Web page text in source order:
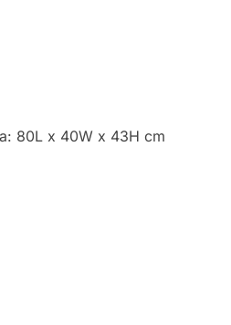
80L x 40W x 43H cm